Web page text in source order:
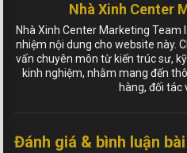
Nhà Xinh Center
Nhà Xinh Center Marketing Team
nhiệm nội dung cho website này.
vấn chuyên môn từ kiến trúc sư,
kinh nghiệm, nhằm mang đến
hàng, đối tác
Đánh giá & bình luận